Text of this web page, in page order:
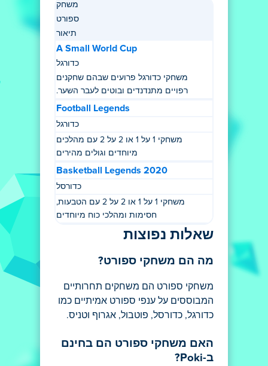
משחק
ספורט
תיאור
A Small World Cup
כדורגל
משחקי כדורגל פרועים שבהם שחקנים
רפויים מתנדנדים ובוטים לעבר השער.
Football Legends
כדורגל
משחקי 1 על 1 או 2 על 2 עם מהלכים
מיוחדים וגולים מהירים
Basketball Legends 2020
כדורסל
משחקי 1 על 1 או 2 על 2 עם הטבעות,
חסימות ומהלכי כוח מיוחדים
שאלות נפוצות
מה הם משחקי ספורט?
משחקי ספורט הם משחקים תחרותיים
המבוססים על ענפי ספורט אמיתיים כמו
כדורגל, כדורסל, פוטבול, אגרוף וטניס.
האם משחקי ספורט הם בחינם
ב-Poki?